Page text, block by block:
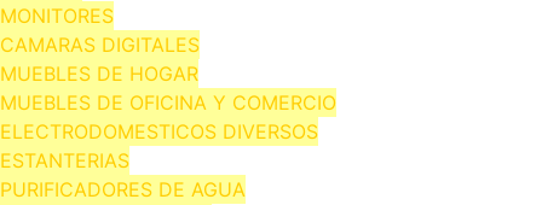
MONITORES
CAMARAS DIGITALES
MUEBLES DE HOGAR
MUEBLES DE OFICINA Y COMERCIO
ELECTRODOMESTICOS DIVERSOS
ESTANTERIAS
PURIFICADORES DE AGUA